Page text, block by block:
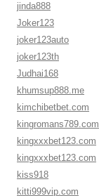
jinda888
Joker123
joker123auto
joker123th
Judhai168
khumsup888.me
kimchibetbet.com
kingromans789.com
kingxxxbet123.com
kingxxxbet123.com
kiss918
kitti999vip.com